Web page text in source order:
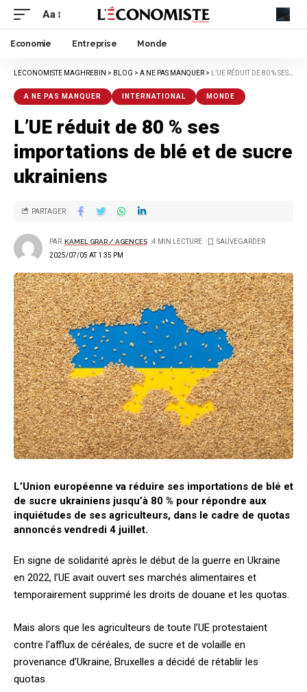
Aa
Economie Entreprise Monde
LECONOMISTE MAGHREBIN > BLOG > A NE PAS MANQUER > L’UE RÉDUIT DE 80 % SES IMPORTATIONS DE BLÉ ET DE SUCRE UKRAINIENS
A NE PAS MANQUER INTERNATIONAL MONDE
L’UE réduit de 80 % ses
importations de blé et de sucre
ukrainiens
2025/07/05 AT 1:35 PM
PAR KAMEL GRAR / AGENCES 4 MIN LECTURE
PARTAGER
L’Union européenne va réduire ses importations de blé et
de sucre ukrainiens jusqu’à 80 % pour répondre aux
inquiétudes de ses agriculteurs, dans le cadre de quotas
annoncés vendredi 4 juillet.
En signe de solidarité après le début de la guerre en Ukraine
en 2022, l’UE avait ouvert ses marchés alimentaires et
temporairement supprimé les droits de douane et les quotas.
Mais alors que les agriculteurs de toute l’UE protestaient
contre l’afflux de céréales, de sucre et de volaille en
provenance d’Ukraine, Bruxelles a décidé de rétablir les
quotas.